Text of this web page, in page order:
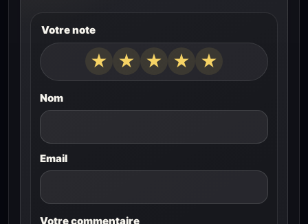
Votre note
★
★
★
★
★
Nom
Email
Votre commentaire